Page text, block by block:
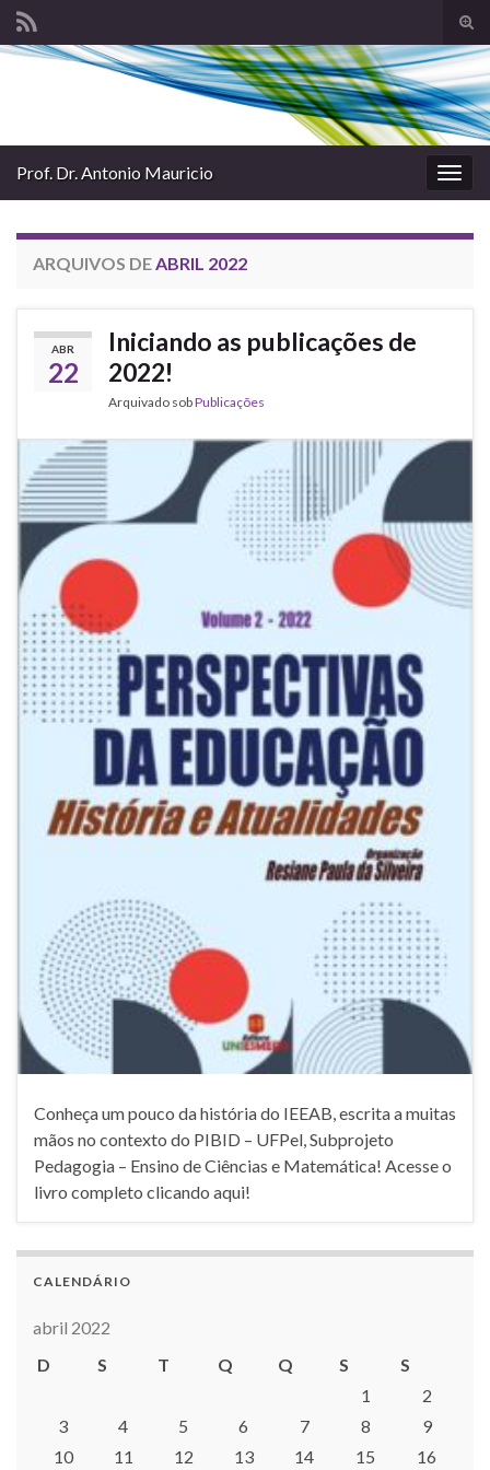
de
Search for:
Prof. Dr. Antonio Mauricio
ARQUIVOS DEABRIL 2022
ABR
22
Iniciando as publicações de
2022!
Arquivado sobPublicações
Conheça um pouco da história do IEEAB, escrita a muitas
mãos no contexto do PIBID – UFPel, Subprojeto
Pedagogia – Ensino de Ciências e Matemática! Acesse o
livro completo clicando aqui!
CALENDÁRIO
abril 2022
D
S T Q Q S
S
1
2
3
4 5 6 7 8
9
10
11 12 13 14 15 16